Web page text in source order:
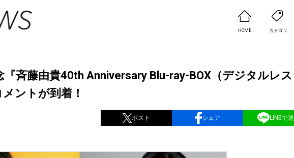
HOME カテゴリ
斉藤由貴40th Anniversary Blu-ray-BOX（デジタルレ
ントが到着！
ポスト シェア LINEで